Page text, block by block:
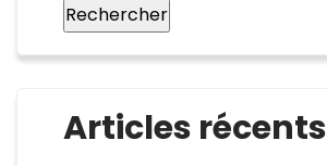
Rechercher
Articles récents